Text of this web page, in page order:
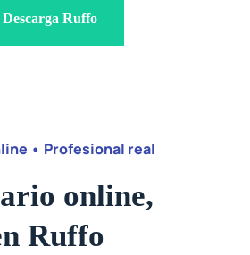
Descarga Ruffo
• Profesional real
online,
Ruffo